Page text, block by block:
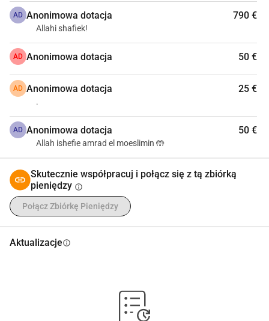
AD Anonimowa dotacja 790 €
Allahi shafiek!
AD Anonimowa dotacja 50 €
AD Anonimowa dotacja 25 €
.
AD Anonimowa dotacja 50 €
Allah ishefie amrad el moeslimin 🤲
Skutecznie współpracuj i połącz się z tą zbiórką
pieniędzy info
Połącz Zbiórkę Pieniędzy
Aktualizacjeinfo